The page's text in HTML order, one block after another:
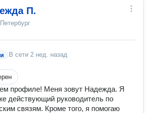
П.
В сети 2 нед. назад
профиле! Меня зовут Надежда. Я
действующий руководитель по
связям. Кроме того, я помогаю